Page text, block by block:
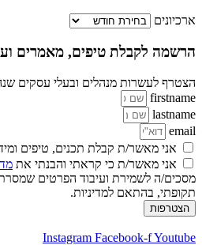
ארכיונים
הרשמה לקבלת טיפים, מאמרים
הצטרף לעשרות מנהלים ובעלי עסקים
firstname
lastname
email
אני מאשר/ת קבלת תכנים, טיפים
אני מאשר/ת כי קראתי והבנתי את
מסכים/ה לשמירת ועיבוד הפרטים שמסרתי
תקופתי, בהתאם למדיניות.
הצטרפות
Instagram Facebook-fYoutube